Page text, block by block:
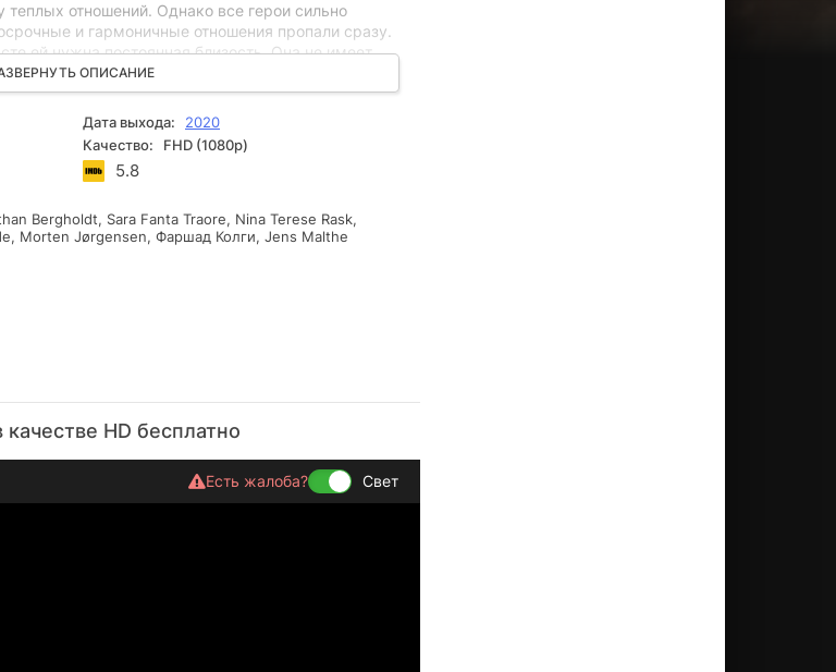
теплых отношений. Однако все герои сильно
и гармоничные отношения пропали сразу.
ей нужна постоянная близость. Она не имеет
так, чтобы больше не чувствовать эту
ее жизнь с ног на голову. Катрина
сделать выбор: оставаться с несовершенно
построить стабильные отношения, или пойти на
удовлетворить все ее непостижимые
ОПИСАНИЕ
Дата выхода:
2020
Качество:
FHD (1080p)
5.8
Bergholdt, Sara Fanta Traore, Nina Terese Rask,
Morten Jørgensen, Фаршад Колги, Jens Malthe
HD бесплатно
Есть жалоба? Свет